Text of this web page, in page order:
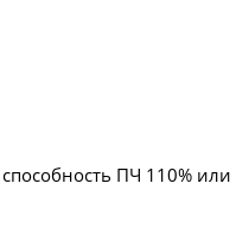
ПЧ 110%